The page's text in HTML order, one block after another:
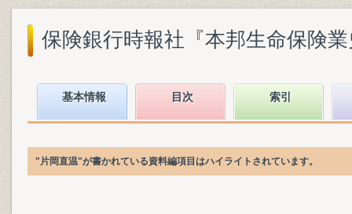
保険銀行時報社『本邦生命保険
基本情報 目次 索引
"片岡直温"が書かれている資料編項目はハイライトされています。